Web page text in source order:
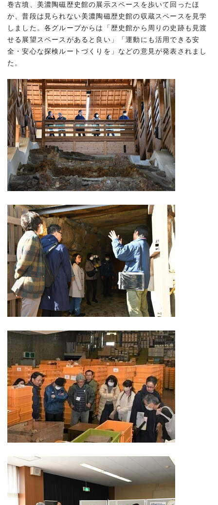
巻古墳、美濃陶磁歴史館の展示スペースを歩いて回ったほ
か、普段は見られない美濃陶磁歴史館の収蔵スペースを見学
しました。各グループからは「歴史館から周りの史跡も見渡
せる展望スペースがあると良い」「運動にも活用できる安
全・安心な探検ルートづくりを」などの意見が発表されまし
た。